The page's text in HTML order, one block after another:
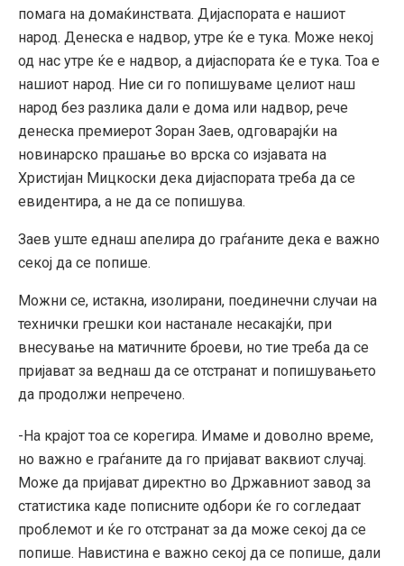
помага на домаќинствата. Дијаспората е нашиот
народ. Денеска е надвор, утре ќе е тука. Може некој
од нас утре ќе е надвор, а дијаспората ќе е тука. Тоа е
нашиот народ. Ние си го попишуваме целиот наш
народ без разлика дали е дома или надвор, рече
денеска премиерот Зоран Заев, одговарајќи на
новинарско прашање во врска со изјавата на
Христијан Мицкоски дека дијаспората треба да се
евидентира, а не да се попишува.
Заев уште еднаш апелира до граѓаните дека е важно
секој да се попише.
Можни се, истакна, изолирани, поединечни случаи на
технички грешки кои настанале несакајќи, при
внесување на матичните броеви, но тие треба да се
пријават за веднаш да се отстранат и попишувањето
да продолжи непречено.
-На крајот тоа се корегира. Имаме и доволно време,
но важно е граѓаните да го пријават ваквиот случај.
Може да пријават директно во Државниот завод за
статистика каде пописните одбори ќе го согледаат
проблемот и ќе го отстранат за да може секој да се
попише. Навистина е важно секој да се попише, дали